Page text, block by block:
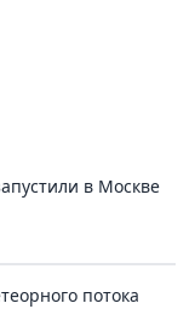
в Москве
потока